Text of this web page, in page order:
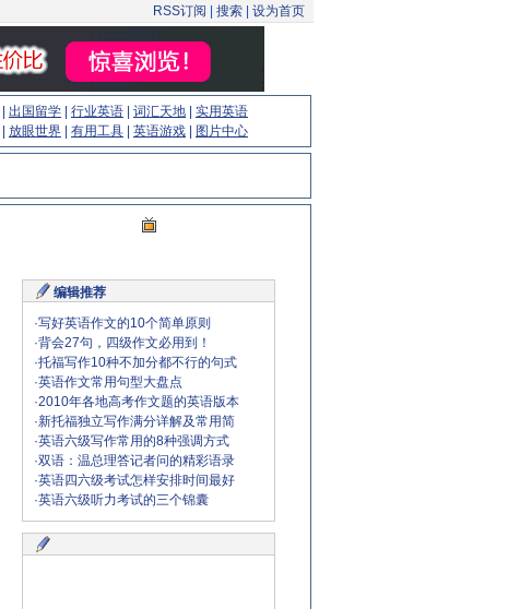
RSS订阅 搜索 设为首页
出国留学 行业英语 词汇天地
实用英语
放眼世界 有用工具 英语游戏 图片中心
编辑推荐
·写好英语作文的10个简单原则
·背会27句，四级作文必用到！
·托福写作10种不加分都不行的句式
·英语作文常用句型大盘点
·2010年各地高考作文题的英语版本
·新托福独立写作满分详解及常用简
·英语六级写作常用的8种强调方式
·双语：温总理答记者问的精彩语录
·英语四六级考试怎样安排时间最好
·英语六级听力考试的三个锦囊